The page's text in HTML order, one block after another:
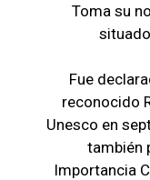
Toma su
Fue
reconocido
Unesco en
también
Importancia